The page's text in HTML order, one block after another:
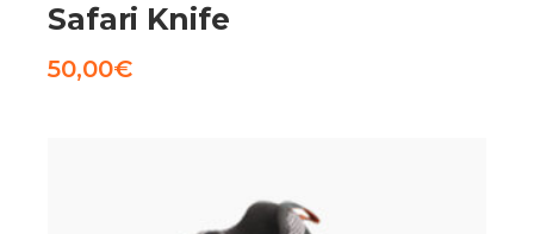
Safari Knife
50,00€